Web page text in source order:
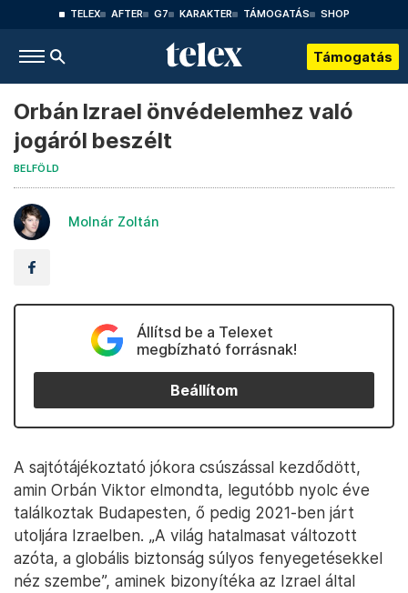
TELEX AFTER G7 KARAKTER TÁMOGATÁS SHOP
Támogatás
Orbán Izrael önvédelemhez való
jogáról beszélt
BELFÖLD
Molnár Zoltán
Állítsd be a Telexet
megbízható forrásnak!
Beállítom
A sajtótájékoztató jókora csúszással kezdődött,
amin Orbán Viktor elmondta, legutóbb nyolc éve
találkoztak Budapesten, ő pedig 2021-ben járt
utoljára Izraelben. „A világ hatalmasat változott
azóta, a globális biztonság súlyos fenyegetésekkel
néz szembe”, aminek bizonyítéka az Izrael által